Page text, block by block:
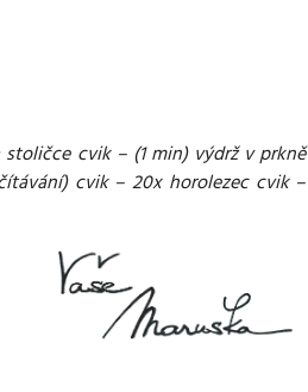
stoličce cvik – (1 min) výdrž v prkně
cvik – 20x horolezec cvik –